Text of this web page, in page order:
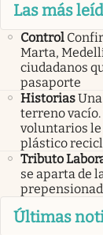
Las más
Control
Marta,
ciudadanos
pasaporte
Historias
terreno vacío.
voluntarios le
plástico
Tributo
se aparta de
Últimas